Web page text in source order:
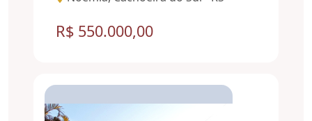
R$ 550.000,00